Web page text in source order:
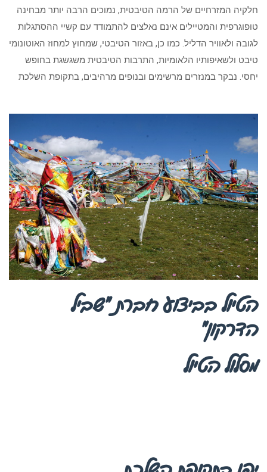
חלקיה המזרחיים של הרמה הטיבטית, נמוכים הרבה יותר מבחינה
טופוגרפית והמטיילים אינם נאלצים להתמודד עם קשיי ההסתגלות
לגובה ולאוויר הדליל. כמו כן, באזור הטיבטי, שמחוץ למחוז האוטונומי
טיבט ולשאיפותיו הלאומיות, התרבות הטיבטית משגשגת בחופש
יחסי. נבקר במנזרים מרשימים ובנופים מרהיבים, בתקופת השלכת
הטיול בביצוע חברת “שביל
הדרקון”
מסלול הטיול